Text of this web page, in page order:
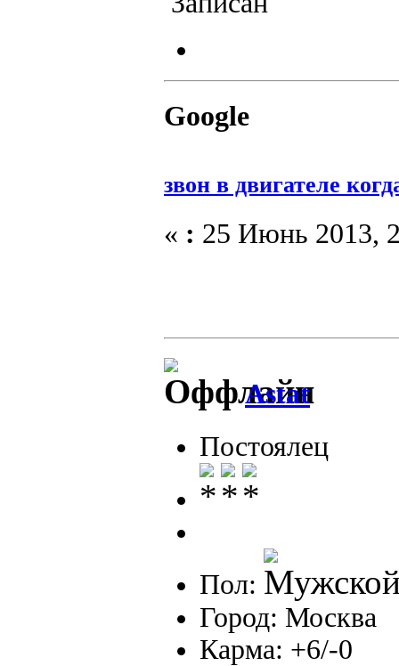
Google
звон в двигателе
« : 25 Июнь 2013,
Astat
Постоялец
Пол:
Город: Москва
Карма: +6/-0